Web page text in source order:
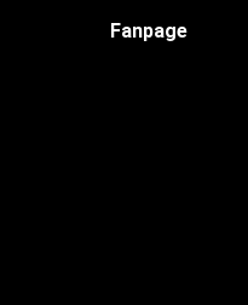
Fanpage